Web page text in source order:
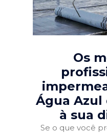
Os
Água Azul
à sua
Se o que você